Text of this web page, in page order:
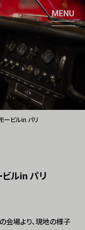
ービルin パリ
ルin パリ
会場より、現地の様子